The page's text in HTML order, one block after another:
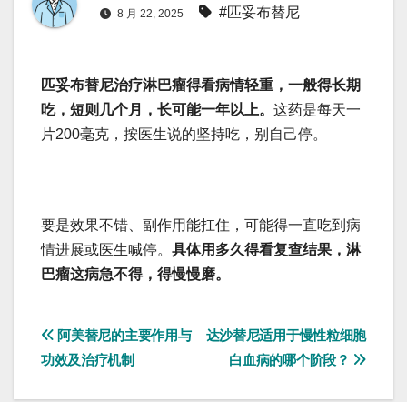
8 月 22, 2025 #匹妥布替尼
匹妥布替尼治疗淋巴瘤得看病情轻重，一般得长期
吃，短则几个月，长可能一年以上。 这药是每天一
片200毫克，按医生说的坚持吃，别自己停。
要是效果不错、副作用能扛住，可能得一直吃到病
情进展或医生喊停。 具体用多久得看复查结果，淋
巴瘤这病急不得，得慢慢磨。
文
章
达沙替尼适用于慢性粒细胞
白血病的哪个阶段？
阿美替尼的主要作用与
功效及治疗机制